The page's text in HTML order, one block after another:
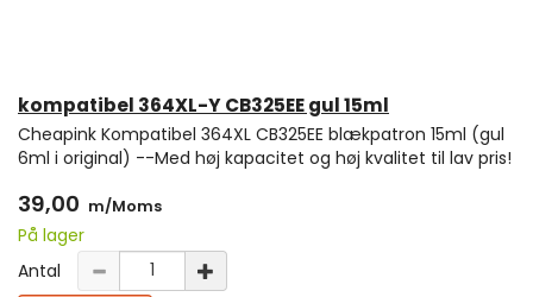
kompatibel 364XL-Y CB325EE gul 15ml
Cheapink Kompatibel 364XL CB325EE blækpatron 15ml (gul
6ml i original) --Med høj kapacitet og høj kvalitet til lav pris!
39,00 m/Moms
På lager
Antal